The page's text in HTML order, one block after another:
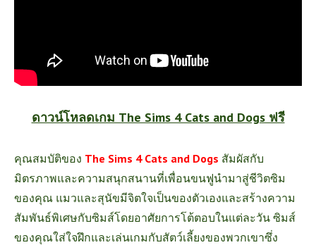
ดาวน์โหลดเกม The Sims 4 Cats and Dogs ฟรี
คุณสมบัติของ The Sims 4 Cats and Dogs สัมผัสกับ
มิตรภาพและความสนุกสนานที่เพื่อนขนฟูนำมาสู่ชีวิตซิม
ของคุณ แมวและสุนัขมีจิตใจเป็นของตัวเองและสร้างความ
สัมพันธ์พิเศษกับซิมส์โดยอาศัยการโต้ตอบในแต่ละวัน ซิมส์
ของคุณใส่ใจฝึกและเล่นเกมกับสัตว์เลี้ยงของพวกเขาซึ่ง